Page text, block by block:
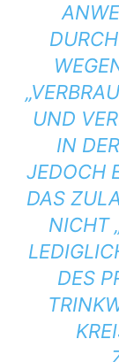
UND
IN
JEDOCH
DAS
NICHT
DES